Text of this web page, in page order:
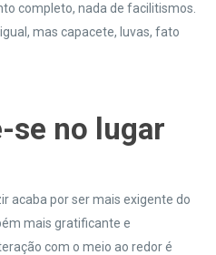
completo, nada de facilitismos.
mas capacete, luvas, fato
se no lugar
acaba por ser mais exigente do
mais gratificante e
com o meio ao redor é